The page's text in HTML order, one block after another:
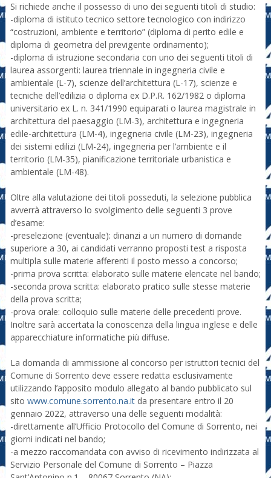
Si richiede anche il possesso di uno dei seguenti titoli di studio:
-diploma di istituto tecnico settore tecnologico con indirizzo
“costruzioni, ambiente e territorio” (diploma di perito edile e
diploma di geometra del previgente ordinamento);
-diploma di istruzione secondaria con uno dei seguenti titoli di
laurea assorgenti: laurea triennale in ingegneria civile e
ambientale (L-7), scienze dell’architettura (L-17), scienze e
tecniche dell’edilizia o diploma ex D.P.R. 162/1982 o diploma
universitario ex L. n. 341/1990 equiparati o laurea magistrale in
architettura del paesaggio (LM-3), architettura e ingegneria
edile-architettura (LM-4), ingegneria civile (LM-23), ingegneria
dei sistemi edilizi (LM-24), ingegneria per l’ambiente e il
territorio (LM-35), pianificazione territoriale urbanistica e
ambientale (LM-48).
Oltre alla valutazione dei titoli posseduti, la selezione pubblica
avverrà attraverso lo svolgimento delle seguenti 3 prove
d’esame:
-preselezione (eventuale): dinanzi a un numero di domande
superiore a 30, ai candidati verranno proposti test a risposta
multipla sulle materie afferenti il posto messo a concorso;
-prima prova scritta: elaborato sulle materie elencate nel bando;
-seconda prova scritta: elaborato pratico sulle stesse materie
della prova scritta;
-prova orale: colloquio sulle materie delle precedenti prove.
Inoltre sarà accertata la conoscenza della lingua inglese e delle
apparecchiature informatiche più diffuse.
La domanda di ammissione al concorso per istruttori tecnici del
Comune di Sorrento deve essere redatta esclusivamente
utilizzando l’apposito modulo allegato al bando pubblicato sul
sito www.comune.sorrento.na.itda presentare entro il 20
gennaio 2022, attraverso una delle seguenti modalità:
-direttamente all’Ufficio Protocollo del Comune di Sorrento, nei
giorni indicati nel bando;
-a mezzo raccomandata con avviso di ricevimento indirizzata al
Servizio Personale del Comune di Sorrento – Piazza